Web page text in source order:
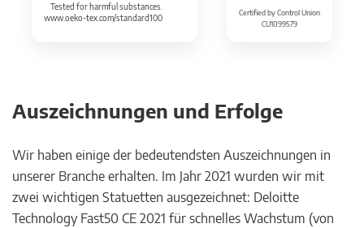
Tested for harmful substances.
www.oeko-tex.com/standard100
Certified by Control Union
CU1099579
Auszeichnungen und Erfolge
Wir haben einige der bedeutendsten Auszeichnungen in
unserer Branche erhalten. Im Jahr 2021 wurden wir mit
zwei wichtigen Statuetten ausgezeichnet: Deloitte
Technology Fast50 CE 2021 für schnelles Wachstum (von